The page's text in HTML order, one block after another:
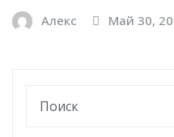
Алекс Май 30,